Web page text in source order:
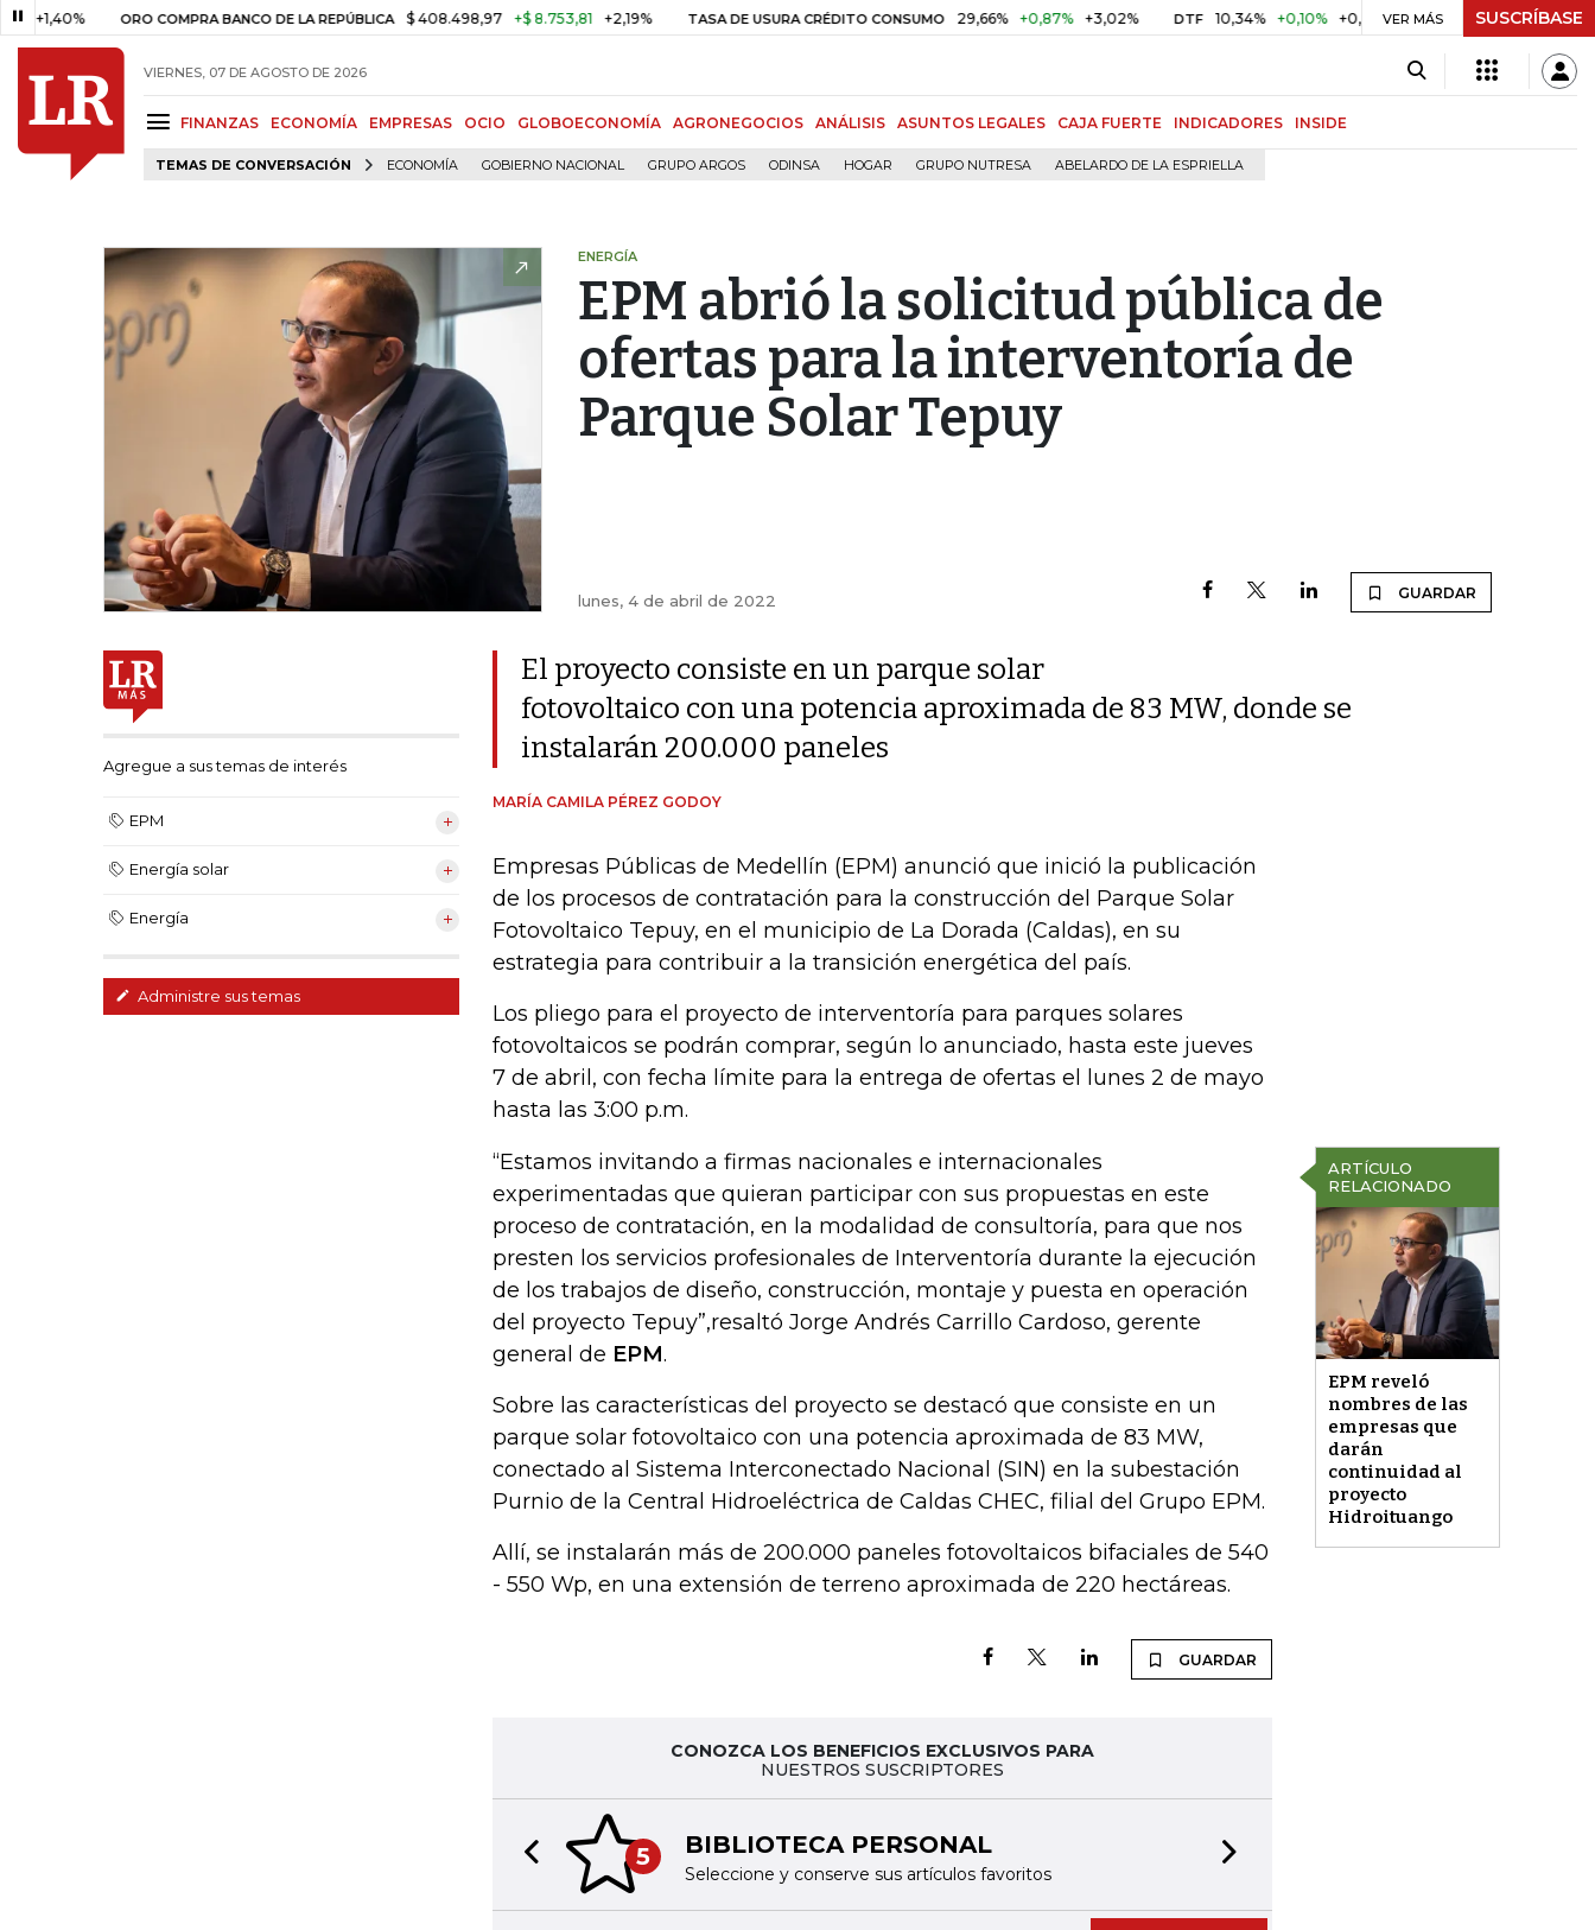
ORO COMPRA BANCO DE LA REPÚBLICA $ 408.498,97 +$ 8.753,81 +2,19% TASA DE USURA CRÉDITO CONSUMO 29,66% +0,87% +3,02% DTF 10,34% +0,10% +0,98% UVR $ 416,91 +$ 0,05 +0,01%
VER MÁS SUSCRÍBASE
VIERNES, 07 DE AGOSTO DE 2026
FINANZAS ECONOMÍA EMPRESAS OCIO GLOBOECONOMÍA AGRONEGOCIOS ANÁLISIS ASUNTOS LEGALES CAJA FUERTE INDICADORES INSIDE
TEMAS DE CONVERSACIÓN ECONOMÍA GOBIERNO NACIONAL GRUPO ARGOS ODINSA HOGAR GRUPO NUTRESA ABELARDO DE LA ESPRIELLA
ENERGÍA
EPM abrió la solicitud pública de
ofertas para la interventoría de
Parque Solar Tepuy
lunes, 4 de abril de 2022 GUARDAR
Agregue a sus temas de interés
EPM
Energía solar
Energía
Administre sus temas
El proyecto consiste en un parque solar
fotovoltaico con una potencia aproximada de 83 MW, donde se
instalarán 200.000 paneles
MARÍA CAMILA PÉREZ GODOY
Empresas Públicas de Medellín (EPM) anunció que inició la publicación
de los procesos de contratación para la construcción del Parque Solar
Fotovoltaico Tepuy, en el municipio de La Dorada (Caldas), en su
estrategia para contribuir a la transición energética del país.
Los pliego para el proyecto de interventoría para parques solares
fotovoltaicos se podrán comprar, según lo anunciado, hasta este jueves
7 de abril, con fecha límite para la entrega de ofertas el lunes 2 de mayo
hasta las 3:00 p.m.
ARTÍCULO
RELACIONADO
EPM reveló
nombres de las
empresas que
darán
continuidad al
proyecto
Hidroituango
“Estamos invitando a firmas nacionales e internacionales
experimentadas que quieran participar con sus propuestas en este
proceso de contratación, en la modalidad de consultoría, para que nos
presten los servicios profesionales de Interventoría durante la ejecución
de los trabajos de diseño, construcción, montaje y puesta en operación
del proyecto Tepuy”,resaltó Jorge Andrés Carrillo Cardoso, gerente
general de EPM.
Sobre las características del proyecto se destacó que consiste en un
parque solar fotovoltaico con una potencia aproximada de 83 MW,
conectado al Sistema Interconectado Nacional (SIN) en la subestación
Purnio de la Central Hidroeléctrica de Caldas CHEC, filial del Grupo EPM.
Allí, se instalarán más de 200.000 paneles fotovoltaicos bifaciales de 540
- 550 Wp, en una extensión de terreno aproximada de 220 hectáreas.
GUARDAR
CONOZCA LOS BENEFICIOS EXCLUSIVOS PARA
NUESTROS SUSCRIPTORES
5 BIBLIOTECA PERSONAL
Seleccione y conserve sus artículos favoritos
Previous slide